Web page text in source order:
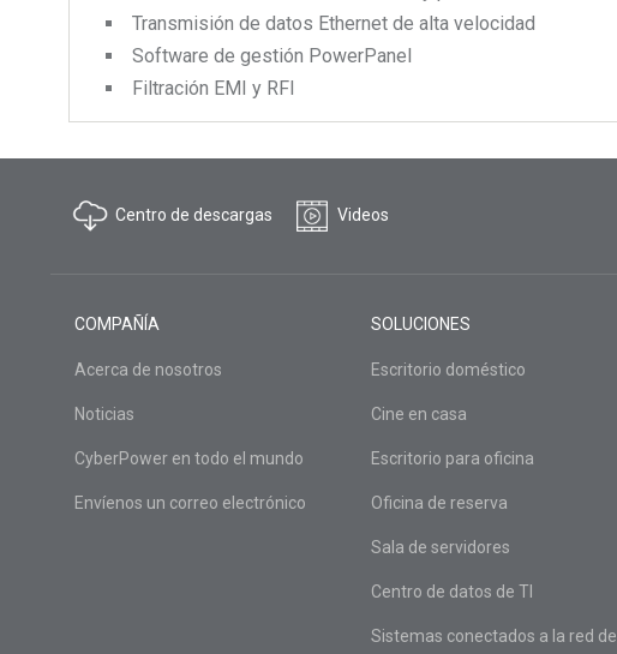
Transmisión de datos Ethernet de alta velocidad
Software de gestión PowerPanel
Filtración EMI y RFI
Centro de descargas Videos
COMPAÑÍA
Acerca de nosotros
Noticias
CyberPower en todo el mundo
Envíenos un correo electrónico
SOLUCIONES
Escritorio doméstico
Cine en casa
Escritorio para oficina
Oficina de reserva
Sala de servidores
Centro de datos de TI
Sistemas conectados a la red de